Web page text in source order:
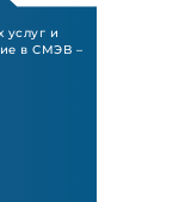
услуг и
в СМЭВ –